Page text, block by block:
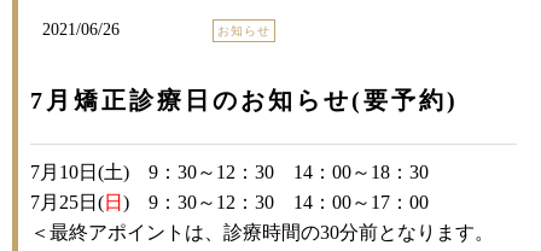
2021/06/26 お知らせ
7月矯正診療日のお知らせ(要予約)
7月 10日 (土) 9 ： 30～ 12 ： 30 14 ： 00～ 18 ： 30
7月 25日 (日 ) 9 ： 30～ 12 ： 30 14 ： 00～ 17 ： 00
＜最終アポイントは、診療時間の30分前となります。